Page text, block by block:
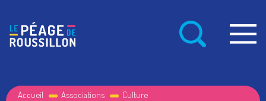
Accueil Associations
Culture